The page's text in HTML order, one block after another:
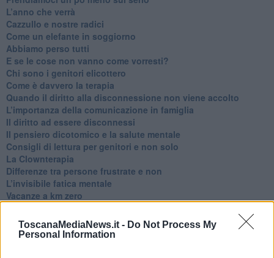
ToscanaMediaNews.it - Do Not Process My
Personal Information
​L’anno che verrà
​Cazzullo e nostre radici
​Come un elefante in soggiorno
​Abbiamo perso tutti
E se le cose non vanno come vorresti?
​Chi sono i genitori elicottero
Come è davvero la terapia
Quando il diritto alla disconnessione non viene accolto
​L’importanza della comunicazione in famiglia
​Il diritto ad essere disconnessi
​Il pensiero dicotomico e la salute mentale
​Consigli di lettura per genitori e non solo
​La Clownterapia
​Differenze tra persone frustrate e non
L’invisibile fatica mentale
Vacanze a km zero
​Il lato positivo delle cose
​Storie antiche di tempi moderni